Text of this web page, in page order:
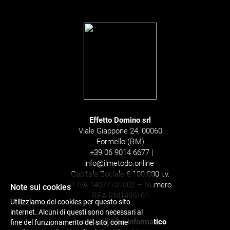
Effetto Domino srl
Viale Giappone 24, 00060
Formello (RM)
+39 06 9014 6677 |
info@ilmetodo.online
Capitale Sociale € 100.000 i.v.
P. IVA 14077701002 – Numero
REA RM1495161
Iscritta all’Albo Informatico
Note sui cookies
Utilizziamo dei cookies per questo sito
internet. Alcuni di questi sono necessari al
fine del funzionamento del sito, come